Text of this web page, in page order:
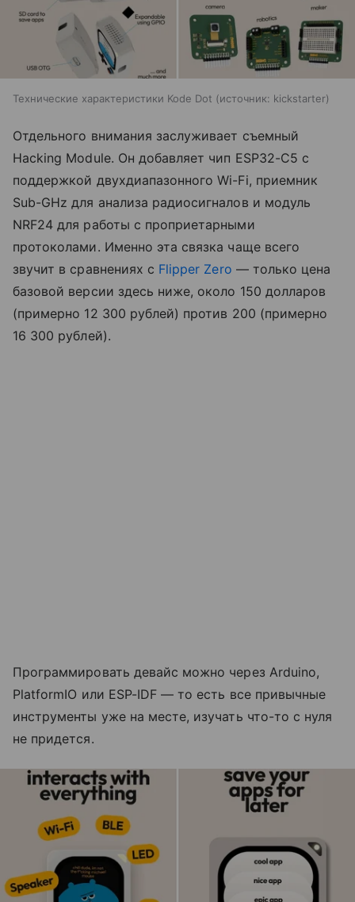
Технические характеристики Kode Dot источник: kickstarter
Отдельного внимания заслуживает съемный
Hacking Module. Он добавляет чип ESP32-C5 с
поддержкой двухдиапазонного Wi-Fi, приемник
Sub-GHz для анализа радиосигналов и модуль
NRF24 для работы с проприетарными
протоколами. Именно эта связка чаще всего
звучит в сравнениях с Flipper Zero — только цена
базовой версии здесь ниже, около 150 долларов
(примерно 12 300 рублей) против 200 (примерно
16 300 рублей).
Программировать девайс можно через Arduino,
PlatformIO или ESP-IDF — то есть все привычные
инструменты уже на месте, изучать что-то с нуля
не придется.